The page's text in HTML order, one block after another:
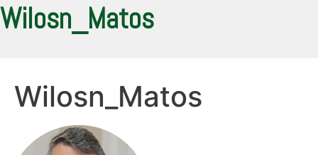
Wilosn_Matos
Wilosn_Matos